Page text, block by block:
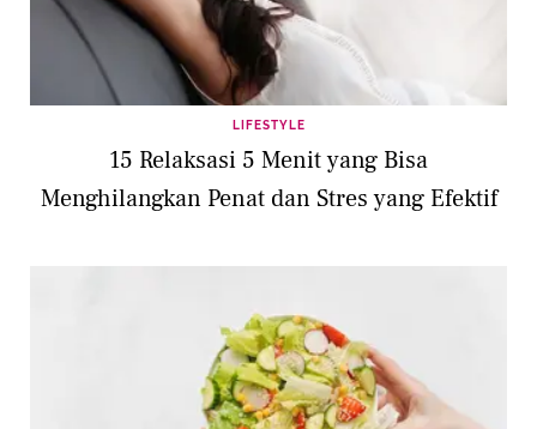
LIFESTYLE
15 Relaksasi 5 Menit yang Bisa
Menghilangkan Penat dan Stres yang Efektif